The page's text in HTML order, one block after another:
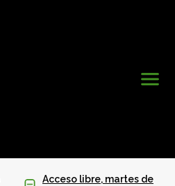
Acceso libre, martes de